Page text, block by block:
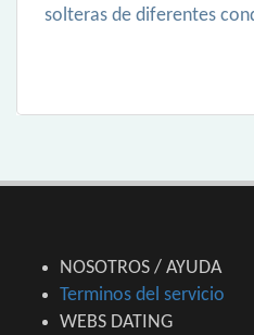
solteras de diferentes
NOSOTROS / AYUDA
Terminos del servicio
WEBS DATING